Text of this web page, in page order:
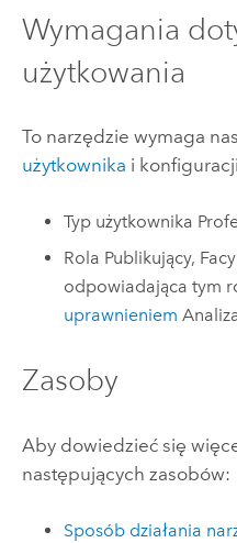
Wymagania
użytkowania
To narzędzie wymaga
użytkownika i
Typ użytkownika
Rola Publikujący,
odpowiadająca tym
uprawnieniem
Zasoby
Aby dowiedzieć się
następujących zasobów:
Sposób działania